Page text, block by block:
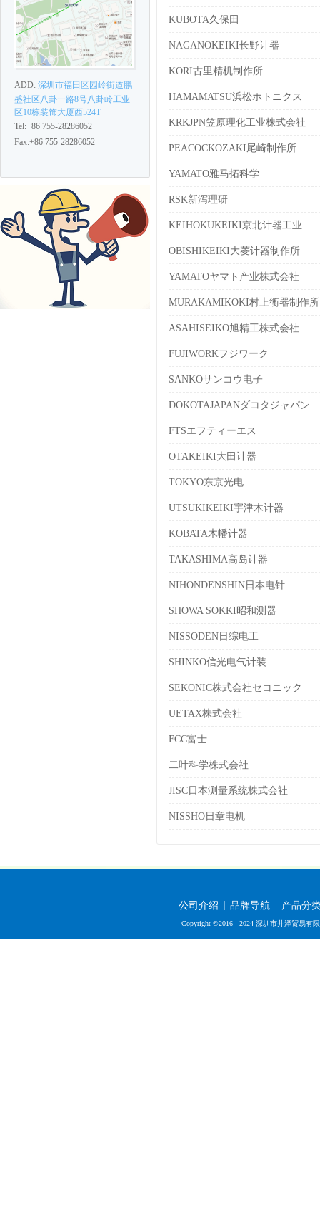
ADD: 深圳市福田区园岭街道鹏
盛社区八卦一路8号八卦岭工业
区10栋装饰大厦西524T
Tel:+86 755-28286052
Fax:+86 755-28286052
KUBOTA久保田
NAGANOKEIKI长野计器
KORI古里精机制作所
HAMAMATSU浜松ホトニクス
KRKJPN笠原理化工业株式会社
PEACOCKOZAKI尾崎制作所
YAMATO雅马拓科学
RSK新泻理研
KEIHOKUKEIKI京北计器工业
OBISHIKEIKI大菱计器制作所
YAMATOヤマト产业株式会社
MURAKAMIKOKI村上衡器制作所
ASAHISEIKO旭精工株式会社
FUJIWORKフジワーク
SANKOサンコウ电子
DOKOTAJAPANダコタジャパン
FTSエフティーエス
OTAKEIKI大田计器
TOKYO东京光电
UTSUKIKEIKI宇津木计器
KOBATA木幡计器
TAKASHIMA高岛计器
NIHONDENSHIN日本电针
SHOWA SOKKI昭和测器
NISSODEN日综电工
SHINKO信光电气计装
SEKONIC株式会社セコニック
UETAX株式会社
FCC富士
二叶科学株式会社
JISC日本测量系统株式会社
NISSHO日章电机
公司介绍 品牌导航 产品分
Copyright ©2016 - 2024 深圳市井泽贸易有